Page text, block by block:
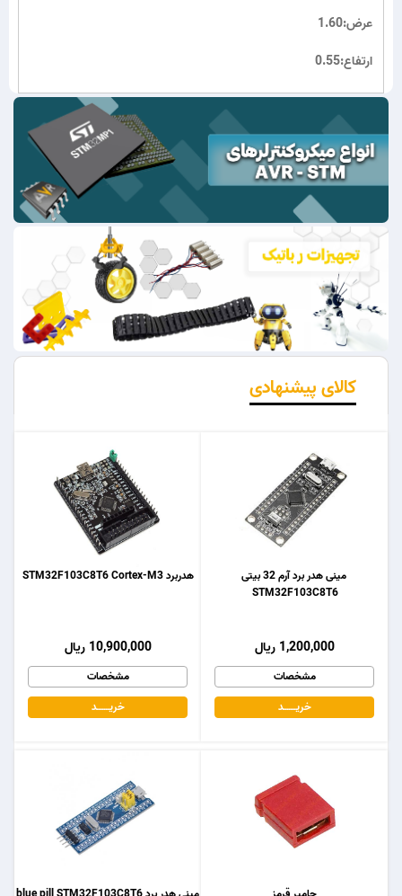
عرض:1.60
ارتفاع:0.55
کالای پیشنهادی
هدربرد STM32F103C8T6 Cortex-M3
10,900,000 ریال
مشخصات
خریـــــــد
مینی هدر برد آرم 32 بیتی
STM32F103C8T6
1,200,000 ریال
مشخصات
خریـــــــد